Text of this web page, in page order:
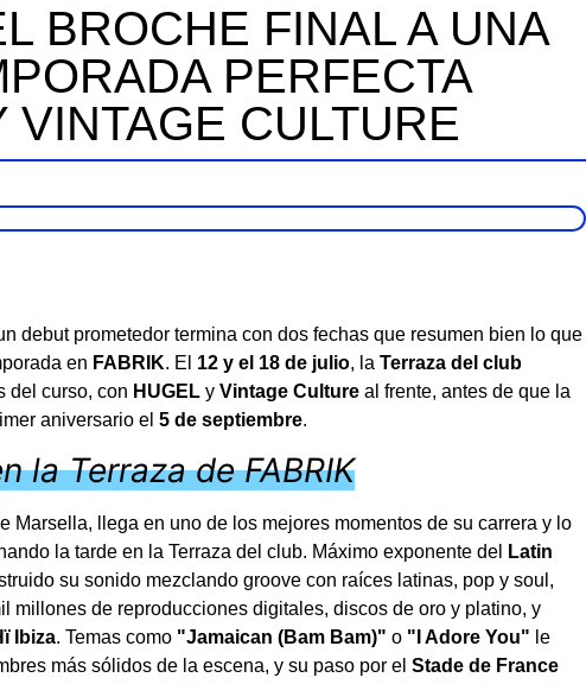
BROCHE FINAL A UNA
PERFECTA
VINTAGE CULTURE
debut prometedor termina con dos fechas que resumen bien lo que
en FABRIK. El 12 y el 18 de julio, la Terraza del club
del curso, con HUGEL y Vintage Culture al frente, antes de que la
aniversario el 5 de septiembre.
la Terraza de FABRIK
Marsella, llega en uno de los mejores momentos de su carrera y lo
la tarde en la Terraza del club. Máximo exponente del
Latin
su sonido mezclando groove con raíces latinas, pop y soul,
millones de reproducciones digitales, discos de oro y platino, y
Ibiza. Temas como "Jamaican (Bam Bam)" o "I Adore You" le
más sólidos de la escena, y su paso por el Stade de France